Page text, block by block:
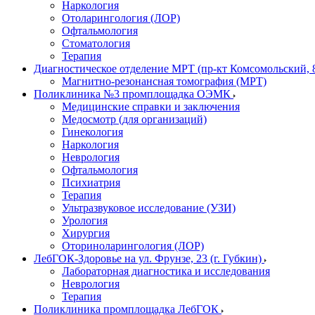
Наркология
Отоларингология (ЛОР)
Офтальмология
Стоматология
Терапия
Диагностическое отделение МРТ (пр-кт Комсомольский,
Магнитно-резонансная томография (МРТ)
Поликлиника №3 промплощадка ОЭМК
Медицинские справки и заключения
Медосмотр (для организаций)
Гинекология
Наркология
Неврология
Офтальмология
Психиатрия
Терапия
Ультразвуковое исследование (УЗИ)
Урология
Хирургия
Оториноларингология (ЛОР)
ЛебГОК-Здоровье на ул. Фрунзе, 23 (г. Губкин)
Лабораторная диагностика и исследования
Неврология
Терапия
Поликлиника промплощадка ЛебГОК